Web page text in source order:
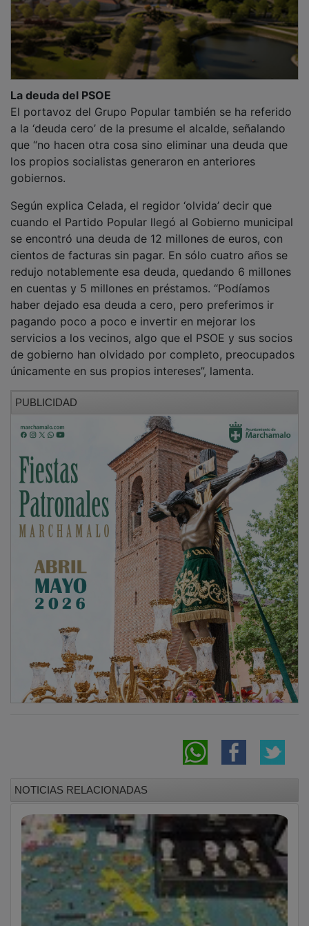
El portavoz del Grupo Popular también se ha referido
a la ‘deuda cero’ de la presume el alcalde, señalando
que “no hacen otra cosa sino eliminar una deuda que
los propios socialistas generaron en anteriores
gobiernos.
cuando el Partido Popular llegó al Gobierno municipal
se encontró una deuda de 12 millones de euros, con
cientos de facturas sin pagar. En sólo cuatro años se
redujo notablemente esa deuda, quedando 6 millones
en cuentas y 5 millones en préstamos. “Podíamos
haber dejado esa deuda a cero, pero preferimos ir
pagando poco a poco e invertir en mejorar los
servicios a los vecinos, algo que el PSOE y sus socios
de gobierno han olvidado por completo, preocupados
únicamente en sus propios intereses”, lamenta.